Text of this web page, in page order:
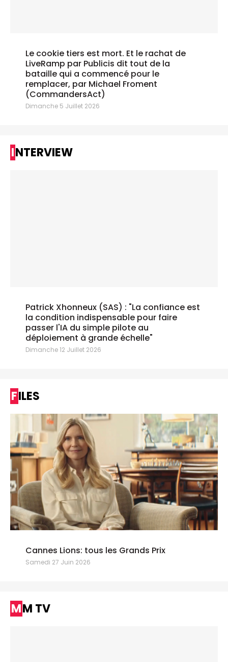
Le cookie tiers est mort. Et le rachat de
LiveRamp par Publicis dit tout de la
bataille qui a commencé pour le
remplacer, par Michael Froment
(CommandersAct)
Dimanche 5 Juillet 2026
INTERVIEW
Patrick Xhonneux (SAS) : "La confiance est
la condition indispensable pour faire
passer l'IA du simple pilote au
déploiement à grande échelle"
Dimanche 12 Juillet 2026
FILES
Cannes Lions: tous les Grands Prix
Samedi 27 Juin 2026
MM TV